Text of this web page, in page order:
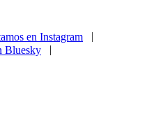
|
|